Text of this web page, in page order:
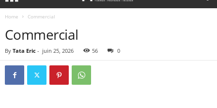
Home Commercial
Commercial
By Tata Eric - juin 25, 2026 56 0